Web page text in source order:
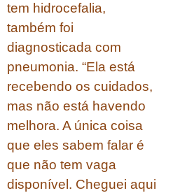
tem hidrocefalia,
também foi
diagnosticada com
pneumonia. “Ela está
recebendo os cuidados,
mas não está havendo
melhora. A única coisa
que eles sabem falar é
que não tem vaga
disponível. Cheguei aqui